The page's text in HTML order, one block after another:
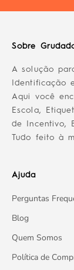
Sobre
A solução
Identificação
Aqui você
Escola,
de Incentivo,
Tudo feito à
Ajuda
Perguntas
Blog
Quem Somos
Política de